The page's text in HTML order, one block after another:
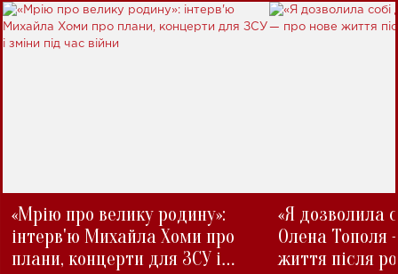
«Мрію про велику родину»:
інтерв'ю Михайла Хоми про
плани, концерти для ЗСУ і
«Я дозволила
Олена Тополя
життя після